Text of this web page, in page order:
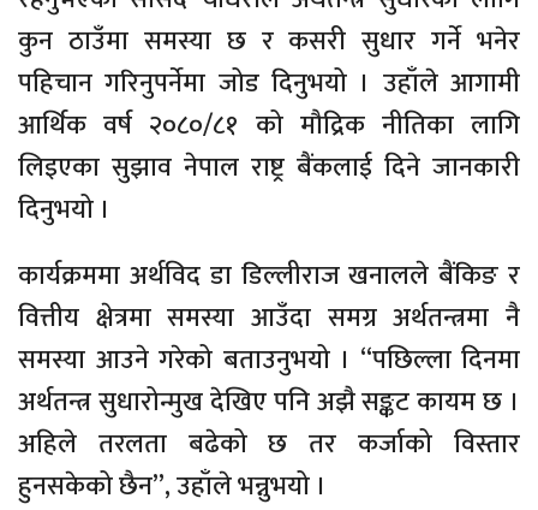
कुन ठाउँमा समस्या छ र कसरी सुधार गर्ने भनेर
पहिचान गरिनुपर्नेमा जोड दिनुभयो । उहाँले आगामी
आर्थिक वर्ष २०८०/८१ को मौद्रिक नीतिका लागि
लिइएका सुझाव नेपाल राष्ट्र बैंकलाई दिने जानकारी
दिनुभयो ।
कार्यक्रममा अर्थविद डा डिल्लीराज खनालले बैंकिङ र
वित्तीय क्षेत्रमा समस्या आउँदा समग्र अर्थतन्त्रमा नै
समस्या आउने गरेको बताउनुभयो । “पछिल्ला दिनमा
अर्थतन्त्र सुधारोन्मुख देखिए पनि अझै सङ्कट कायम छ ।
अहिले तरलता बढेको छ तर कर्जाको विस्तार
हुनसकेको छैन”, उहाँले भन्नुभयो ।